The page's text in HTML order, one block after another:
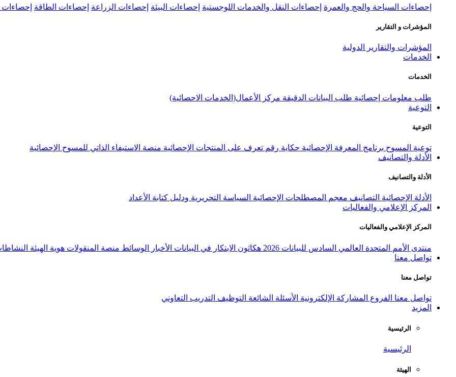
إحصاءات السياحة والحج والعمرة إحصاءات النقل والخدمات اللوجستية إحصاءات البيئة إحصاءات الزراعة إحصاءات الطاقة إحصاءات
المؤشرات و التقارير
المؤشرات والتقارير الدولية
الخدمات
الخدمات
طلب معلومات إحصائية طلب البيانات الدقيقة مركز الأعمال(الخدمات الاحصائية)
التوعية
التوعية
توعية المسوح برنامج المعرفة الإحصائية حكاية رقم تعرف على المنتجات الإحصائية منصة الاستيفاء الذاتي للمسوح الإحصائية
الأدلة والتصانيف
الأدلة والتصانيف
الأدلة الإحصائية التصانيف معجم المصطلحات الإحصائية السياسة التحريرية ودليل كتابة الأعداد
المركز الإعلامي والفعاليات
المركز الإعلامي والفعاليات
منتدى الأمم المتحدة العالمي السادس للبيانات 2026 هكاثون الابتكار في البيانات الأخبار الوسائط منصة المنقولات هوية الهيئة
تواصل معنا
تواصل معنا
تواصل معنا الفروع المشاركة الإلكترونية الأسئلة الشائعة التوظيف التدريب التعاوني
المزيد
الرئيسية
الرئيسية
الهيئة